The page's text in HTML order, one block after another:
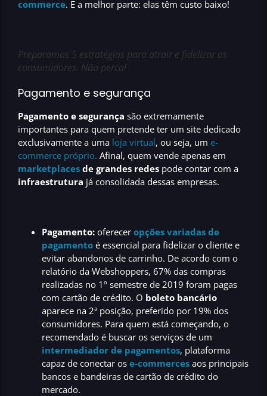
commerce. E a melhor parte: elas têm custo baixo!
Preparamos 5 estratégias para atrair e fidelizar os
consumidores. Não perca!
Pagamento e segurança
Pagamento e segurança são extremamente
importantes para quem pretende ter um site dedicado
exclusivamente a uma loja virtual, ou seja, um e-
commerce próprio. Afinal, quem vende apenas em
marketplaces de grandes redes pode contar com a
infraestrutura já consolidada dessas empresas.
Pagamento: oferecer opções variadas de
pagamento é essencial para fidelizar o cliente e
evitar abandonos de carrinho. De acordo com o
relatório da Webshoppers, 67% das compras
realizadas no 1º semestre de 2019 foram pagas
com cartão de crédito. O boleto bancário
aparece na 2ª posição, preferido por 19% dos
consumidores. Para quem está começando, o
recomendado é buscar os serviços de um
intermediador de pagamentos, plataforma
capaz de conectar os e-commerces aos principais
bancos e bandeiras de cartão de crédito do
mercado.